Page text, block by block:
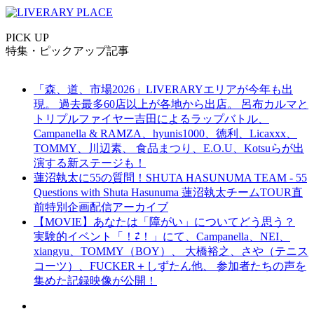
PICK UP
特集・ピックアップ記事
「森、道、市場2026」LIVERARYエリアが今年も出
現。 過去最多60店以上が各地から出店。 呂布カルマと
トリプルファイヤー吉田によるラップバトル、
Campanella & RAMZA、hyunis1000、徳利、Licaxxx、
TOMMY、川辺素、 食品まつり、E.O.U、Kotsuらが出
演する新ステージも！
蓮沼執太に55の質問！SHUTA HASUNUMA TEAM - 55
Questions with Shuta Hasunuma 蓮沼執太チームTOUR直
前特別企画配信アーカイブ
【MOVIE】あなたは「障がい」についてどう思う？
実験的イベント「！⇄！」にて、Campanella、NEI、
xiangyu、TOMMY（BOY）、 大橋裕之、さや（テニス
コーツ）、FUCKER＋しずたん他、 参加者たちの声を
集めた記録映像が公開！